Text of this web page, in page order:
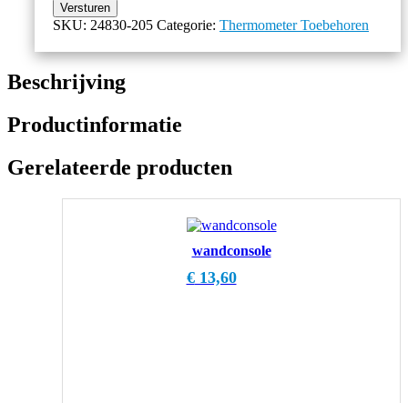
Versturen
SKU: 24830-205 Categorie: Thermometer Toebehoren
Beschrijving
Productinformatie
Gerelateerde producten
wandconsole
€13,60